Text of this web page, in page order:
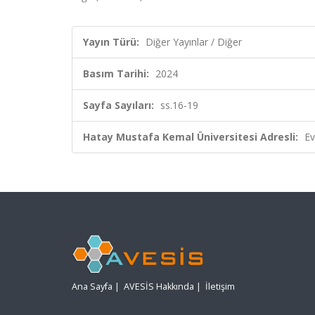
Yayın Türü: Diğer Yayınlar / Diğer
Basım Tarihi: 2024
Sayfa Sayıları: ss.16-19
Hatay Mustafa Kemal Üniversitesi Adresli:
Ana Sayfa | AVESİS Hakkında | İletişim